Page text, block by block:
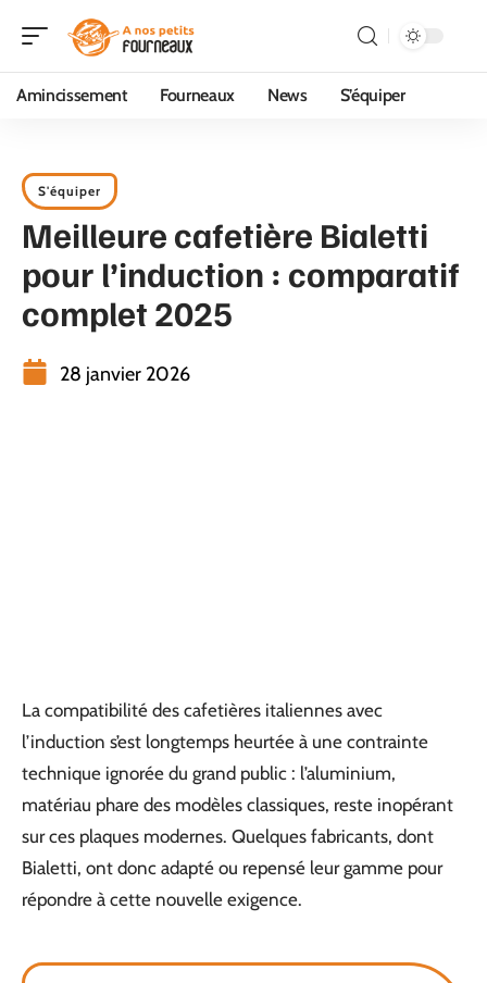
Amincissement Fourneaux News S’équiper
S'équiper
Meilleure cafetière Bialetti
pour l’induction : comparatif
complet 2025
28 janvier 2026
La compatibilité des cafetières italiennes avec
l’induction s’est longtemps heurtée à une contrainte
technique ignorée du grand public : l’aluminium,
matériau phare des modèles classiques, reste inopérant
sur ces plaques modernes. Quelques fabricants, dont
Bialetti, ont donc adapté ou repensé leur gamme pour
répondre à cette nouvelle exigence.